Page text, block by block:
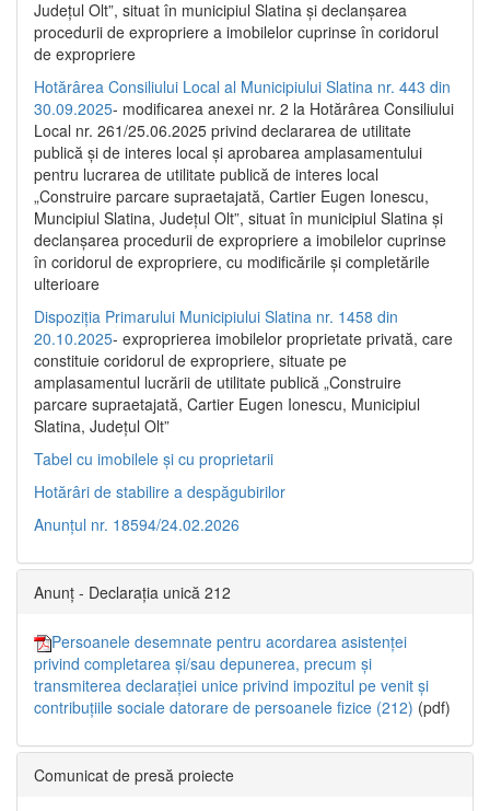
Județul Olt”, situat în municipiul Slatina și declanșarea
procedurii de expropriere a imobilelor cuprinse în coridorul
de expropriere
Hotărârea Consiliului Local al Municipiului Slatina nr. 443 din
30.09.2025- modificarea anexei nr. 2 la Hotărârea Consiliului
Local nr. 261/25.06.2025 privind declararea de utilitate
publică şi de interes local şi aprobarea amplasamentului
pentru lucrarea de utilitate publică de interes local
„Construire parcare supraetajată, Cartier Eugen Ionescu,
Muncipiul Slatina, Judeţul Olt”, situat în municipiul Slatina şi
declanşarea procedurii de expropriere a imobilelor cuprinse
în coridorul de expropriere, cu modificările şi completările
ulterioare
Dispoziția Primarului Municipiului Slatina nr. 1458 din
20.10.2025- exproprierea imobilelor proprietate privată, care
constituie coridorul de expropriere, situate pe
amplasamentul lucrării de utilitate publică „Construire
parcare supraetajată, Cartier Eugen Ionescu, Municipiul
Slatina, Județul Olt”
Tabel cu imobilele și cu proprietarii
Hotărâri de stabilire a despăgubirilor
Anunțul nr. 18594/24.02.2026
Anunț - Declarația unică 212
Persoanele desemnate pentru acordarea asistenței
privind completarea și/sau depunerea, precum și
transmiterea declarației unice privind impozitul pe venit și
contribuțiile sociale datorare de persoanele fizice (212) (pdf)
Comunicat de presă proiecte